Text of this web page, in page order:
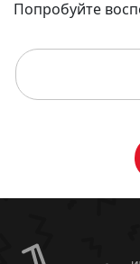
Попробуйте